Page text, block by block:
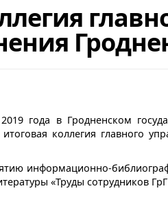
года в Гродненском
итоговая коллегия главного
информационно-
«Труды сотрудников